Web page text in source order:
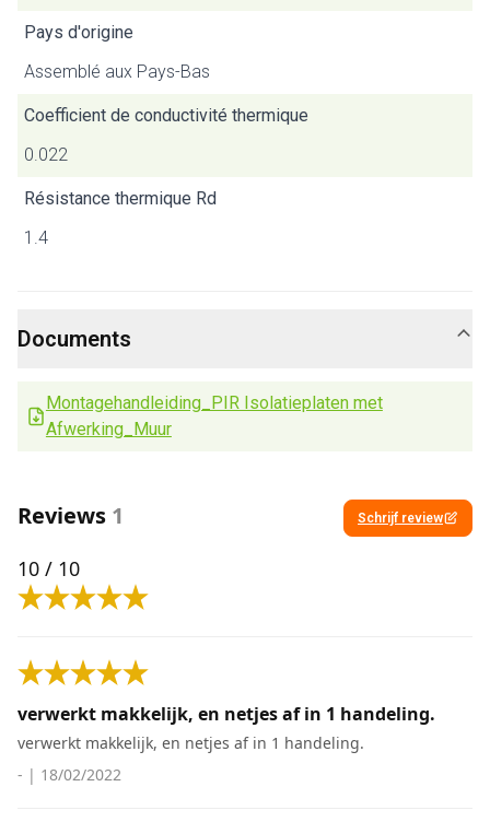
Pays d'origine
Assemblé aux Pays-Bas
Coefficient de conductivité thermique
0.022
Résistance thermique Rd
1.4
Documents
Montagehandleiding_PIR Isolatieplaten met
Afwerking_Muur
Reviews 1 Schrijf review
10 / 10
verwerkt makkelijk, en netjes af in 1 handeling.
verwerkt makkelijk, en netjes af in 1 handeling.
- | 18/02/2022